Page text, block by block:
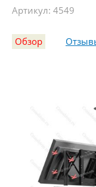
Артикул: 4549
Обзор